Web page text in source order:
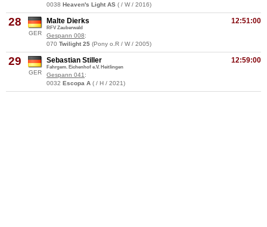
0038 Heaven's Light AS ( / W / 2016)
28
GER
12:51:00
Malte Dierks
RFV Zauberwald
Gespann 008:
070 Twilight 25 (Pony o.R / W / 2005)
29
GER
12:59:00
Sebastian Stiller
Fahrgem. Eichenhof e.V. Heitlingen
Gespann 041 :
0032 Escopa A ( / H / 2021)